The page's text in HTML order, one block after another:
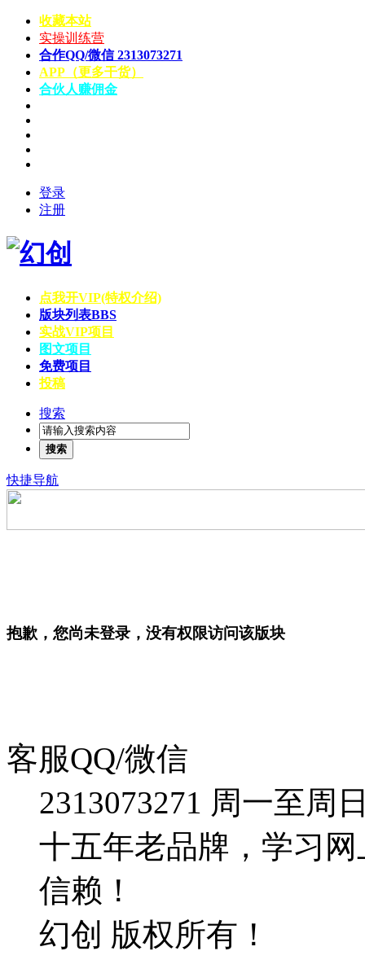
收藏本站
实操训练营
合作QQ/微信 2313073271
APP（更多干货）
合伙人赚佣金
登录
注册
点我开VIP(特权介绍)
版块列表BBS
实战VIP项目
图文项目
免费项目
投稿
搜索
搜索
快捷导航
抱歉，您尚未登录，没有权限访问该版块
客服QQ/微信
2313073271 周一至周
十五年老品牌，学习
信赖！
幻创 版权所有！